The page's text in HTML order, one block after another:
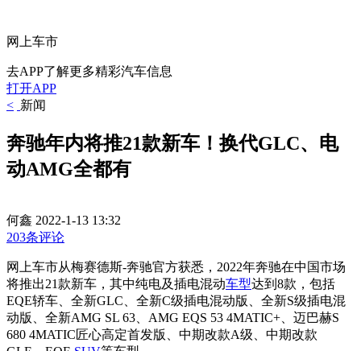
网上车市
去APP了解更多精彩汽车信息
打开APP
< 新闻
奔驰年内将推21款新车！换代GLC、电
动AMG全都有
何鑫 2022-1-13 13:32
203条评论
网上车市从梅赛德斯-奔驰官方获悉，2022年奔驰在中国市场
将推出21款新车，其中纯电及插电混动车型达到8款，包括
EQE轿车、全新GLC、全新C级插电混动版、全新S级插电混
动版、全新AMG SL 63、AMG EQS 53 4MATIC+、迈巴赫S
680 4MATIC匠心高定首发版、中期改款A级、中期改款